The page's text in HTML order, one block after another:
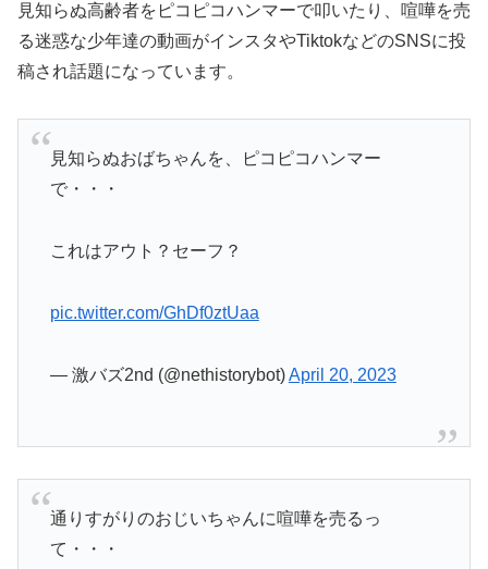
見知らぬ高齢者をピコピコハンマーで叩いたり、喧嘩を売
る迷惑な少年達の動画がインスタやTiktokなどのSNSに投
稿され話題になっています。
見知らぬおばちゃんを、ピコピコハンマー
で・・・
これはアウト？セーフ？
pic.twitter.com/GhDf0ztUaa
— 激バズ2nd (@nethistorybot)April 20, 2023
通りすがりのおじいちゃんに喧嘩を売るっ
て・・・